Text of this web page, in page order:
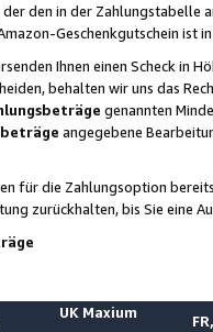
der den in der
Geschenkgutschein ist
Ihnen einen Scheck in
behalten wir uns das
genannten
angegebene
für die Zahlungsoption
zurückhalten, bis Sie
UK Maxium